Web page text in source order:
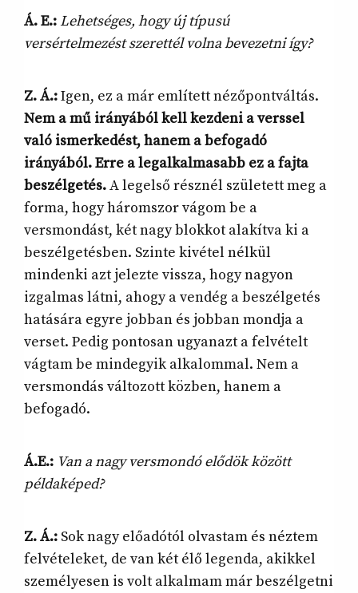
Á. E.: Lehetséges, hogy új típusú
versértelmezést szerettél volna bevezetni így?
Z. Á.:Igen, ez a már említett nézőpontváltás.
Nem a mű irányából kell kezdeni a verssel
való ismerkedést, hanem a befogadó
irányából. Erre a legalkalmasabb ez a fajta
beszélgetés.A legelső résznél született meg a
forma, hogy háromszor vágom be a
versmondást, két nagy blokkot alakítva ki a
beszélgetésben. Szinte kivétel nélkül
mindenki azt jelezte vissza, hogy nagyon
izgalmas látni, ahogy a vendég a beszélgetés
hatására egyre jobban és jobban mondja a
verset. Pedig pontosan ugyanazt a felvételt
vágtam be mindegyik alkalommal. Nem a
versmondás változott közben, hanem a
befogadó.
Á.E.: Van a nagy versmondó elődök között
példaképed?
Z. Á.: Sok nagy előadótól olvastam és néztem
felvételeket, de van két élő legenda, akikkel
személyesen is volt alkalmam már beszélgetni